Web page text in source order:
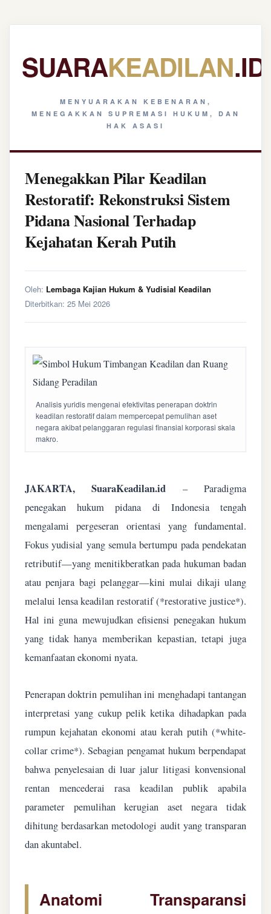
SUARAKEADILAN.ID
MENYUARAKAN KEBENARAN,
MENEGAKKAN SUPREMASI HUKUM, DAN
HAK ASASI
Menegakkan Pilar Keadilan
Restoratif: Rekonstruksi Sistem
Pidana Nasional Terhadap
Kejahatan Kerah Putih
Oleh: Lembaga Kajian Hukum & Yudisial Keadilan
Diterbitkan: 25 Mei 2026
Analisis yuridis mengenai efektivitas penerapan doktrin
keadilan restoratif dalam mempercepat pemulihan aset
negara akibat pelanggaran regulasi finansial korporasi skala
makro.
JAKARTA, SuaraKeadilan.id – Paradigma
penegakan hukum pidana di Indonesia tengah
mengalami pergeseran orientasi yang fundamental.
Fokus yudisial yang semula bertumpu pada pendekatan
retributif—yang menitikberatkan pada hukuman badan
atau penjara bagi pelanggar—kini mulai dikaji ulang
melalui lensa keadilan restoratif (*restorative justice*).
Hal ini guna mewujudkan efisiensi penegakan hukum
yang tidak hanya memberikan kepastian, tetapi juga
kemanfaatan ekonomi nyata.
Penerapan doktrin pemulihan ini menghadapi tantangan
interpretasi yang cukup pelik ketika dihadapkan pada
rumpun kejahatan ekonomi atau kerah putih (*white-
collar crime*). Sebagian pengamat hukum berpendapat
bahwa penyelesaian di luar jalur litigasi konvensional
rentan mencederai rasa keadilan publik apabila
parameter pemulihan kerugian aset negara tidak
dihitung berdasarkan metodologi audit yang transparan
dan akuntabel.
Anatomi Transparansi